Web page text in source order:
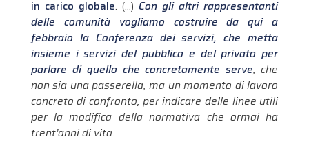
in carico globale. (…)Con gli altri rappresentanti
delle comunità vogliamo costruire da qui a
febbraio la Conferenza dei servizi, che metta
insieme i servizi del pubblico e del privato per
parlare di quello che concretamente serve, che
non sia una passerella, ma un momento di lavoro
concreto di confronto, per indicare delle linee utili
per la modifica della normativa che ormai ha
trent’anni di vita.